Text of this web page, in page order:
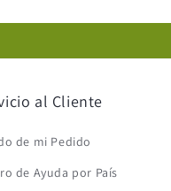
al Cliente
de mi Pedido
de Ayuda por País